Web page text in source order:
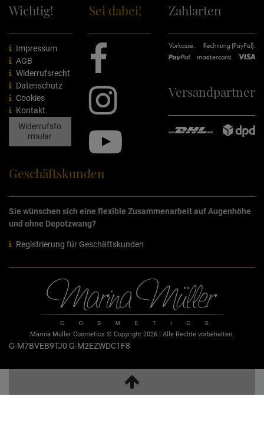
Wichtig!
Impressum
AGB
Widerrufsrecht
Datenschutz
Cookies
Kontakt
Widerrufsfo
rmular
Sei dabei! Zahlarten
Versandpartner
Geschäftskunden
Sie wünschen sich eine flexible Zusammenarbeit auf Augenhöhe
und ohne Depotzwang?
Registrierung für Geschäftskunden
Marina Müller Cosmetics © Copyright 2026 | Alle Rechte vorbehalten.
G-M7BVEB9TJ0 G-M2EZWDC1F8